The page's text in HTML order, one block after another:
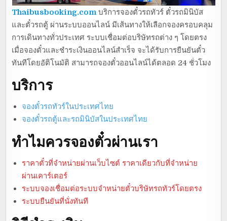
Thaibusbooking.com บริการจองตั๋วรถทัวร์ ตั๋วรถมินิบัส
และตั๋วรถตู้ ผ่านระบบออนไลน์ มีเส้นทางให้เลือกจองครอบคลุม
การเดินทางทั่วประเทศ ระบบเชื่อมต่อบริษัทรถต่าง ๆ โดยตรง
เมื่อจองตั๋วและชำระเงินออนไลน์สำเร็จ จะได้รับการยืนยันตั๋ว
ทันทีโดยอัติโนมัติ สามารถจองตั๋วออนไลน์ได้ตลอด 24 ชั่วโมง
บริการ
จองตั๋วรถทัวร์ในประเทศไทย
จองตั๋วรถตู้และรถมินิบัสในประเทศไทย
ทำไมควรจองตั๋วผ่านเรา
ราคาตั๋วที่จำหน่ายผ่านเว็บไซต์ ราคาเดียวกับที่จำหน่าย
ผ่านเคาร์เตอร์
ระบบจองเชื่อมต่อระบบจำหน่ายตั๋วบริษัทรถทัวร์โดยตรง
ระบบยืนยันที่นั่งทันที